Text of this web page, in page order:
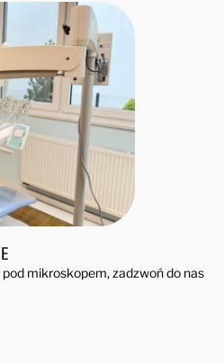
mikroskopem, zadzwoń do nas